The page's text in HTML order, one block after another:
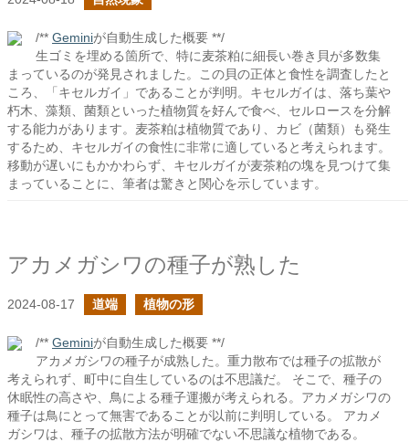
/** Geminiが自動生成した概要 **/
生ゴミを埋める箇所で、特に麦茶粕に細長い巻き貝が多数集
まっているのが発見されました。この貝の正体と食性を調査したと
ころ、「キセルガイ」であることが判明。キセルガイは、落ち葉や
朽木、藻類、菌類といった植物質を好んで食べ、セルロースを分解
する能力があります。麦茶粕は植物質であり、カビ（菌類）も発生
するため、キセルガイの食性に非常に適していると考えられます。
移動が遅いにもかかわらず、キセルガイが麦茶粕の塊を見つけて集
まっていることに、筆者は驚きと関心を示しています。
アカメガシワの種子が熟した
2024-08-17 道端 植物の形
/** Geminiが自動生成した概要 **/
アカメガシワの種子が成熟した。重力散布では種子の拡散が
考えられず、町中に自生しているのは不思議だ。 そこで、種子の
休眠性の高さや、鳥による種子運搬が考えられる。アカメガシワの
種子は鳥にとって無害であることが以前に判明している。 アカメ
ガシワは、種子の拡散方法が明確でない不思議な植物である。